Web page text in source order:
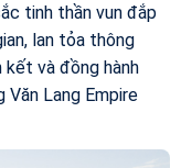
tinh thần vun đắp
lan tỏa thông
kết và đồng hành
Văn Lang Empire